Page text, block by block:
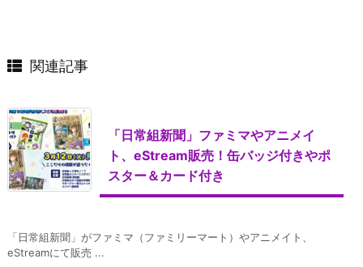
関連記事
「日常組新聞」ファミマやアニメイ
ト、eStream販売！缶バッジ付きやポ
スター＆カード付き
「日常組新聞」がファミマ（ファミリーマート）やアニメイト、
eStreamにて販売 ...